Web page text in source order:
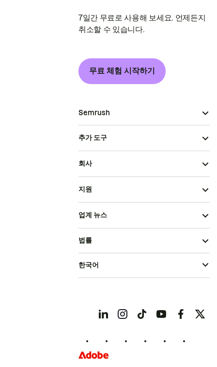
7일간 무료로 사용해 보세요. 언제든지
취소할 수 있습니다.
무료 체험 시작하기
Semrush
추가 도구
회사
지원
업계 뉴스
법률
한국어